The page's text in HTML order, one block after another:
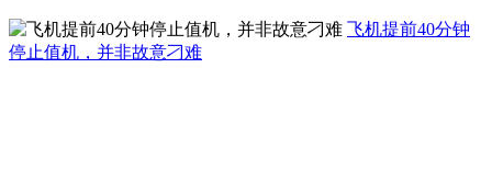
飞机提前40分钟
停止值机，并非故意刁难